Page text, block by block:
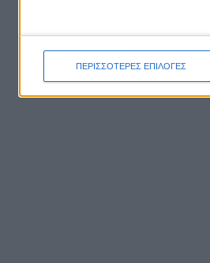
ΠΕΡΙΣΣΟΤΕΡΕΣ ΕΠΙΛΟΓΕΣ